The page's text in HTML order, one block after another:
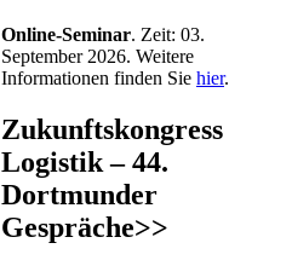
Online-Seminar. Zeit: 03.
September 2026. Weitere
Informationen finden Sie hier.
Zukunftskongress
Logistik – 44.
Dortmunder
Gespräche>>